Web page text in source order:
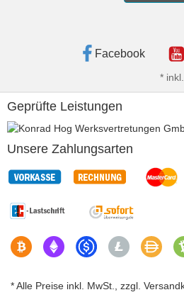
Facebook
*
Geprüfte Leistungen
Unsere Zahlungsarten
* Alle Preise inkl. MwSt., zzgl.